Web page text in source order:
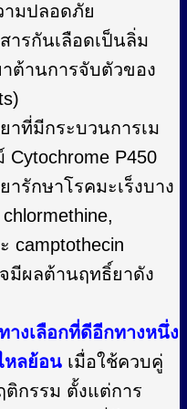
มปลอดภัย
ารกันเลือดเป็นลิ่ม
าต้านการจับตัวของ
าที่มีกระบวนการเม
P450
ารักษาโรคมะเร็งบาง
camptothecin
มีผลต้านฤทธิ์ยาดัง
งเลือกที่ดีอีกทางหนึ่ง
หลย้อน เมื่อใช้ควบคู่
กรรม ตั้งแต่การ